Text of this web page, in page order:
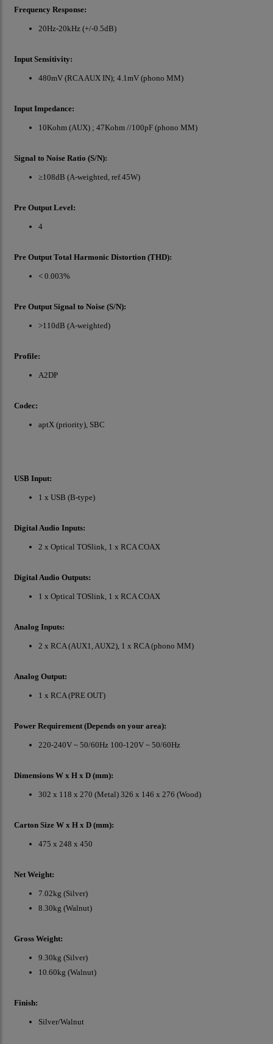
Frequency Response:
20Hz-20kHz (+/-0.5dB)
Input Sensitivity:
480mV (RCA AUX IN); 4.1mV (phono MM)
Input Impedance:
10Kohm (AUX) ; 47Kohm //100pF (phono MM)
Signal to Noise Ratio (S/N):
≥108dB (A-weighted, ref.45W)
Pre Output Level:
4
Pre Output Total Harmonic Distortion (THD):
< 0.003%
Pre Output Signal to Noise (S/N):
>110dB (A-weighted)
Profile:
A2DP
Codec:
aptX (priority), SBC
USB Input:
1 x USB (B-type)
Digital Audio Inputs:
2 x Optical TOSlink, 1 x RCA COAX
Digital Audio Outputs:
1 x Optical TOSlink, 1 x RCA COAX
Analog Inputs:
2 x RCA (AUX1, AUX2), 1 x RCA (phono MM)
Analog Output:
1 x RCA (PRE OUT)
Power Requirement (Depends on your area):
220-240V ~ 50/60Hz 100-120V ~ 50/60Hz
Dimensions W x H x D (mm):
302 x 118 x 270 (Metal) 326 x 146 x 276 (Wood)
Carton Size W x H x D (mm):
475 x 248 x 450
Net Weight:
7.02kg (Silver)
8.30kg (Walnut)
Gross Weight:
9.30kg (Silver)
10.60kg (Walnut)
Finish:
Silver/Walnut